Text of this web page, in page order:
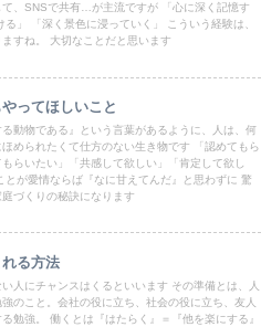
て、SNSで共有…が主流ですが 「心に深く記憶す
る」 「深く景色に浸っていく」 こういう経験は、
すね。 大切なことだと思います
ってほしいこと
る動物である』という言葉があるように、人は、何
められたくて仕方のない生き物です 「認めてもら
らいたい」「共感して欲しい」「肯定して欲し
とが愛情ならば『なに甘えてんだ』と思わずに 驚
づくりの秘訣になります
る方法
人にチャンスはくるといいます その準備とは、人
のこと。会社の役に立ち、社会の役に立ち、友人
勉強。 働くとは『はたらく』＝『他を楽にする』